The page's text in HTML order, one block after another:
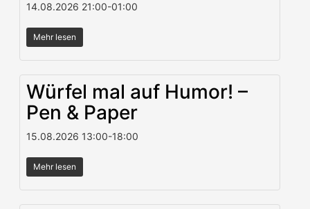
14.08.2026 21:00-01:00
Mehr lesen
Würfel mal auf Humor! –
Pen & Paper
15.08.2026 13:00-18:00
Mehr lesen